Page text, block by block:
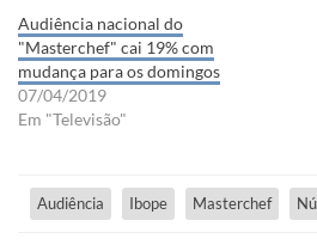
Audiência nacional do
"Masterchef" cai 19% com
mudança para os domingos
07/04/2019
Em "Televisão"
Audiência Ibope Masterchef